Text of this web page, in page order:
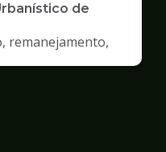
de
remanejamento,